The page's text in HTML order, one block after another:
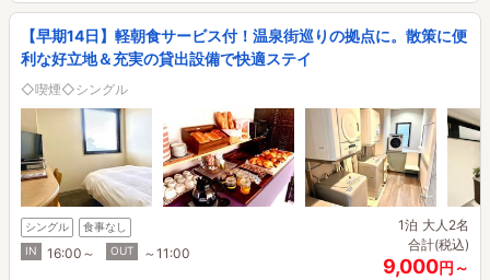
【早期14日】軽朝食サービス付！温泉街巡りの拠点に。散策に便
利な好立地＆充実の貸出設備で快適ステイ
◇喫煙◇シングル
シングル
食事なし
IN
16:00～ OUT ～11:00
1泊 大人2名
合計(税込)
9,000円～